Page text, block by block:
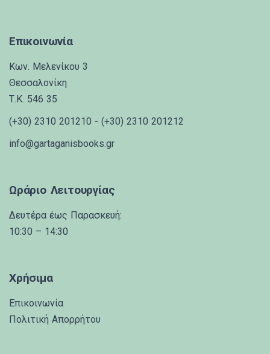
Επικοινωνία
Κων. Μελενίκου 3
Θεσσαλονίκη
Τ.Κ. 546 35
(+30) 2310 201210 - (+30) 2310 201212
info@gartaganisbooks.gr
Ωράριο Λειτουργίας
Δευτέρα έως Παρασκευή:
10:30 – 14:30
Χρήσιμα
Επικοινωνία
Πολιτική Απορρήτου